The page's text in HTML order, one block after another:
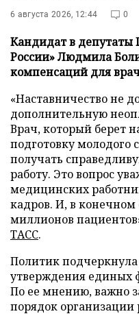
6 августа 2026, 12:44 0
Кандидат в депутаты
России» Людмила
компенсаций для
«Наставничество не
дополнительную
Врач, который берет
подготовку молодого
получать
работу. Это вопрос
медицинских
кадров. И, в конечном
миллионов
ТАСС.
Политик
утверждения единых
По ее мнению, важно
порядок организации